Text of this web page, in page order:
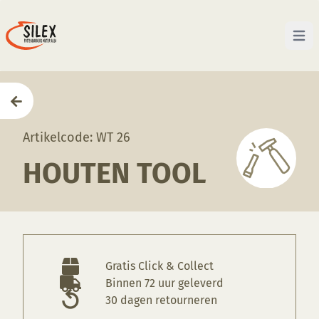
Open
Artikelcode: WT 26
HOUTEN TOOL
Gratis Click & Collect
Binnen 72 uur geleverd
30 dagen retourneren